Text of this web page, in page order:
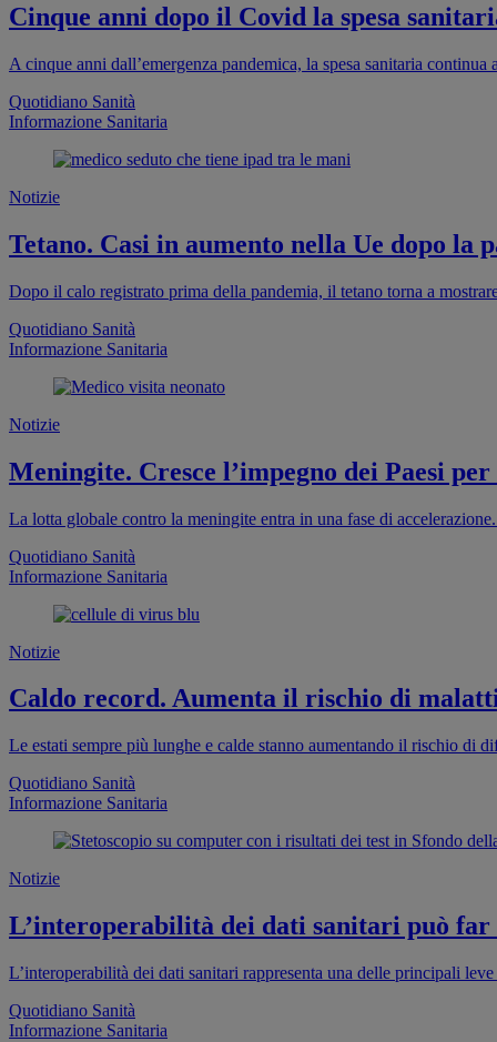
Cinque anni dopo il Covid la spesa
A cinque anni dall’emergenza pandemica, la spesa sanitaria
Quotidiano Sanità
Informazione Sanitaria
Notizie
Tetano. Casi in aumento nella Ue dopo la
Dopo il calo registrato prima della pandemia, il tetano torna a
Quotidiano Sanità
Informazione Sanitaria
Notizie
Meningite. Cresce l’impegno dei Paesi
La lotta globale contro la meningite entra in una fase di
Quotidiano Sanità
Informazione Sanitaria
Notizie
Caldo record. Aumenta il rischio di
Le estati sempre più lunghe e calde stanno aumentando il rischio
Quotidiano Sanità
Informazione Sanitaria
Notizie
L’interoperabilità dei dati sanitari può
L’interoperabilità dei dati sanitari rappresenta una delle principali
Quotidiano Sanità
Informazione Sanitaria